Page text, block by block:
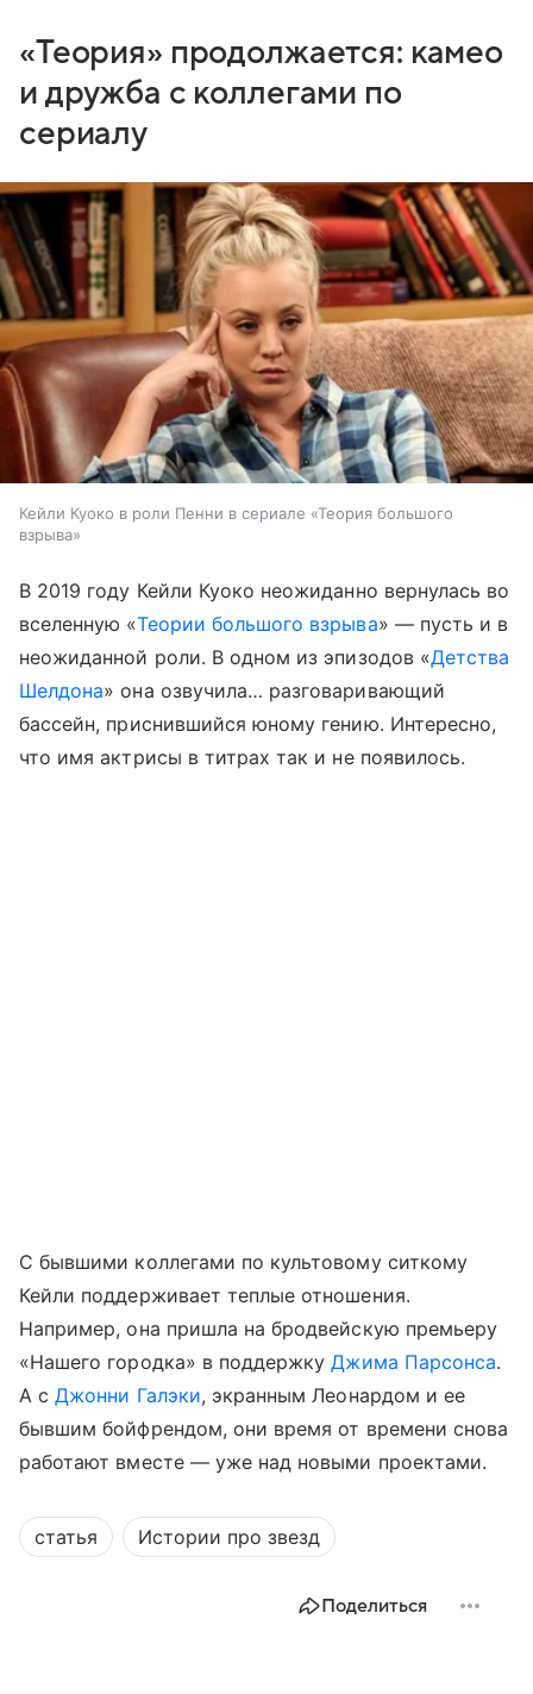
«Теория» продолжается: камео
и дружба с коллегами по
сериалу
Кейли Куоко в роли Пенни в сериале «Теория большого
взрыва»
В 2019 году Кейли Куоко неожиданно вернулась во
вселенную «Теории большого взрыва» — пусть и в
неожиданной роли. В одном из эпизодов «Детства
Шелдона» она озвучила… разговаривающий
бассейн, приснившийся юному гению. Интересно,
что имя актрисы в титрах так и не появилось.
С бывшими коллегами по культовому ситкому
Кейли поддерживает теплые отношения.
Например, она пришла на бродвейскую премьеру
«Нашего городка» в поддержкуДжима Парсонса.
А сДжонни Галэки, экранным Леонардом и ее
бывшим бойфрендом, они время от времени снова
работают вместе — уже над новыми проектами.
статья Истории про звезд
Поделиться